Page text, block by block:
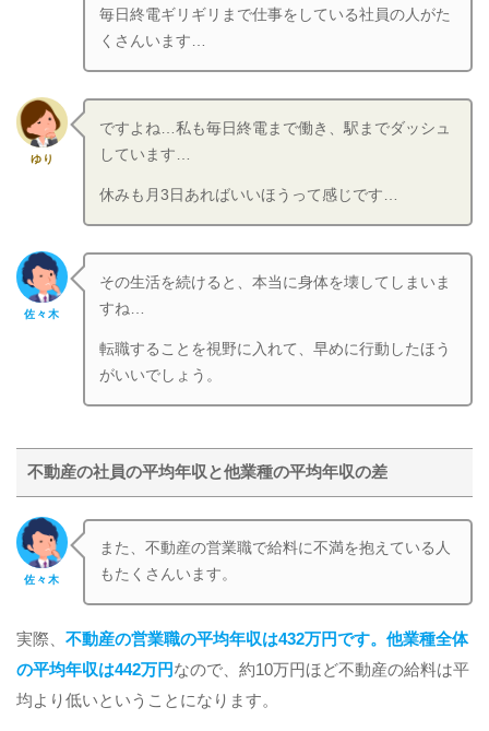
毎日終電ギリギリまで仕事をしている社員の人がた
くさんいます…
ゆり
ですよね…私も毎日終電まで働き、駅までダッシュ
しています…
休みも月3日あればいいほうって感じです…
佐々木
その生活を続けると、本当に身体を壊してしまいま
すね…
転職することを視野に入れて、早めに行動したほう
がいいでしょう。
不動産の社員の平均年収と他業種の平均年収の差
佐々木
また、不動産の営業職で給料に不満を抱えている人
もたくさんいます。
実際、 不動産の営業職の平均年収は432万円です。 他業種全体
の平均年収は442万円なので、約10万円ほど不動産の給料は平
均より低いということになります。